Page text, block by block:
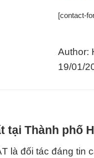
[contact-
Author:
19/01/
tại Thành phố
là đối tác đáng tin